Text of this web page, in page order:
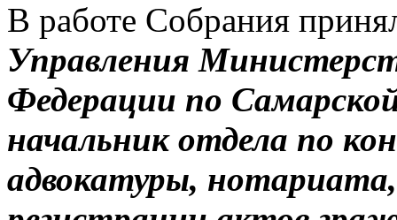
В работе Собрания
Управления
Федерации по
начальник отдела по
адвокатуры, нотариата,